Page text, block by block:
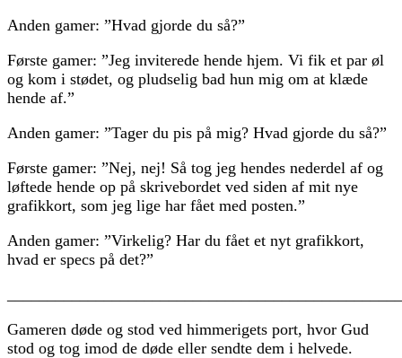
Anden gamer: ”Hvad gjorde du så?”
Første gamer: ”Jeg inviterede hende hjem. Vi fik et par øl
og kom i stødet, og pludselig bad hun mig om at klæde
hende af.”
Anden gamer: ”Tager du pis på mig? Hvad gjorde du så?”
Første gamer: ”Nej, nej! Så tog jeg hendes nederdel af og
løftede hende op på skrivebordet ved siden af mit nye
grafikkort, som jeg lige har fået med posten.”
Anden gamer: ”Virkelig? Har du fået et nyt grafikkort,
hvad er specs på det?”
Gameren døde og stod ved himmerigets port, hvor Gud
stod og tog imod de døde eller sendte dem i helvede.